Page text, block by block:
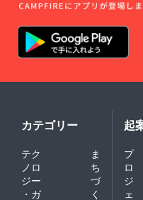
カテゴリー
テク
ノロ
ジー
・ガ
ま
ち
づ
く
起
プ
ロ
ジ
ェ